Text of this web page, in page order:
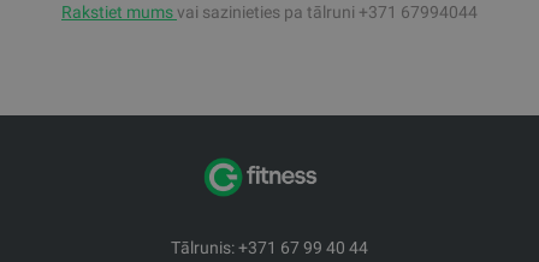
Rakstiet mumsvai sazinieties pa tālruni +371 67994044
Tālrunis: +371 67 99 40 44